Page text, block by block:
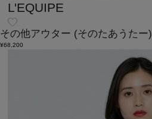
L'EQUIPE
その他アウター (そのたあうたー)
¥68,200